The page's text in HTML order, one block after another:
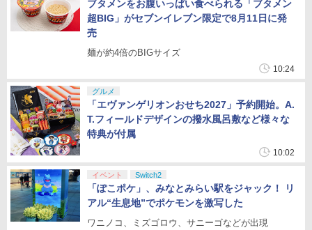
ブタメンをお腹いっぱい食べられる「ブタメン
超BIG」がセブンイレブン限定で8月11日に発
売
麺が約4倍のBIGサイズ
10:24
グルメ
「エヴァンゲリオンおせち2027」予約開始。A.
T.フィールドデザインの撥水風呂敷など様々な
特典が付属
10:02
イベント Switch2
「ぽこポケ」、みなとみらい駅をジャック！ リ
アル“生息地”でポケモンを激写した
ワニノコ、ミズゴロウ、サニーゴなどが出現